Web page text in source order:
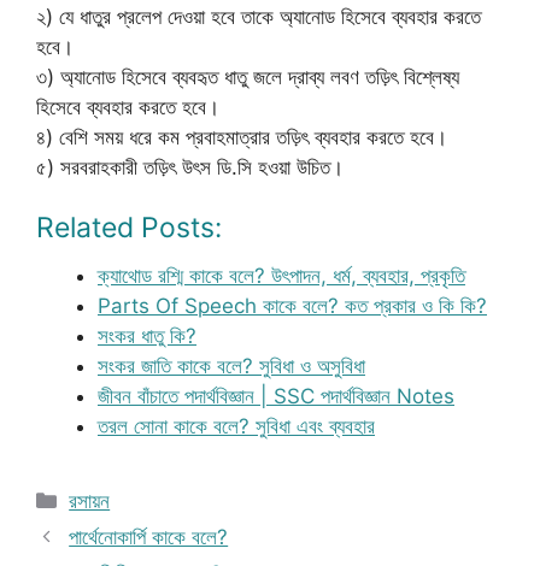
২) যে ধাতুর প্রলেপ দেওয়া হবে তাকে অ্যানোড হিসেবে ব্যবহার করতে
হবে।
৩) অ্যানোড হিসেবে ব্যবহৃত ধাতু জলে দ্রাব্য লবণ তড়িৎ বিশ্লেষ্য
হিসেবে ব্যবহার করতে হবে।
৪) বেশি সময় ধরে কম প্রবাহমাত্রার তড়িৎ ব্যবহার করতে হবে।
৫) সরবরাহকারী তড়িৎ উৎস ডি.সি হওয়া উচিত।
Related Posts:
ক্যাথোড রশ্মি কাকে বলে? উৎপাদন, ধর্ম, ব্যবহার, প্রকৃতি
Parts Of Speech কাকে বলে? কত প্রকার ও কি কি?
সংকর ধাতু কি?
সংকর জাতি কাকে বলে? সুবিধা ও অসুবিধা
জীবন বাঁচাতে পদার্থবিজ্ঞান | SSC পদার্থবিজ্ঞান Notes
তরল সোনা কাকে বলে? সুবিধা এবং ব্যবহার
Categories
রসায়ন
পার্থেনোকার্পি কাকে বলে?